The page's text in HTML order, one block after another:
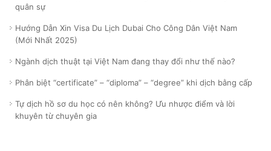
quân sự
Hướng Dẫn Xin Visa Du Lịch Dubai Cho Công Dân Việt Nam
(Mới Nhất 2025)
Ngành dịch thuật tại Việt Nam đang thay đổi như thế nào?
Phân biệt “certificate” – “diploma” – “degree” khi dịch bằng cấp
Tự dịch hồ sơ du học có nên không? Ưu nhược điểm và lời
khuyên từ chuyên gia